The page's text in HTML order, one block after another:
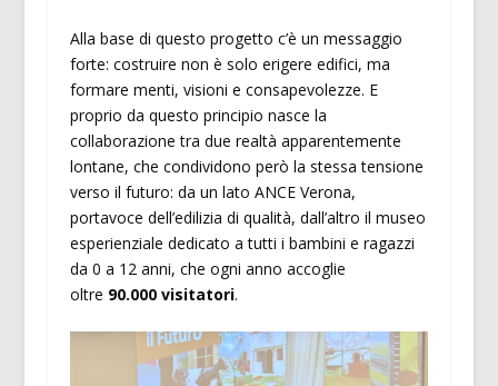
Alla base di questo progetto c’è un messaggio
forte: costruire non è solo erigere edifici, ma
formare menti, visioni e consapevolezze. E
proprio da questo principio nasce la
collaborazione tra due realtà apparentemente
lontane, che condividono però la stessa tensione
verso il futuro: da un lato ANCE Verona,
portavoce dell’edilizia di qualità, dall’altro il museo
esperienziale dedicato a tutti i bambini e ragazzi
da 0 a 12 anni, che ogni anno accoglie
oltre 90.000 visitatori.